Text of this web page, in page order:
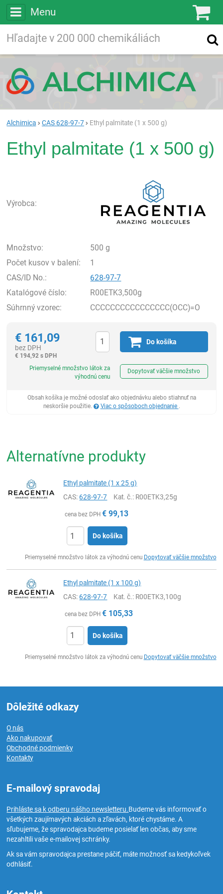
Menu
Vyhľadávanie
Alchimica CAS 628-97-7 Ethyl palmitate (1 x 500 g)
Ethyl palmitate (1 x 500 g)
Výrobca:
Množstvo:
500 g
Počet kusov v balení:
1
CAS/ID No.:
628-97-7
Katalógové číslo:
R00ETK3,500g
Súhrnný vzorec:
CCCCCCCCCCCCCCCC(OCC)=O
€ 161,09
bez DPH
€ 194,92 s DPH
Do košíka
Priemyselné množstvo látok za
výhodnú cenu
Dopytovať väčšie množstvo
Obsah košíka je možné odoslať ako objednávku alebo stiahnuť na
neskoršie použitie.
Viac o spôsoboch objednanie .
Alternatívne produkty
Ethyl palmitate (1 x 25 g)
CAS:628-97-7 Kat. č.: R00ETK3,25g
cena bez DPH € 99,13
Do košíka
Priemyselné množstvo látok za výhodnú cenu Dopytovať väčšie množstvo
Ethyl palmitate (1 x 100 g)
CAS:628-97-7 Kat. č.: R00ETK3,100g
cena bez DPH € 105,33
Do košíka
Priemyselné množstvo látok za výhodnú cenu Dopytovať väčšie množstvo
Dôležité odkazy
O nás
Ako nakupovať
Obchodné podmienky
Kontakty
E-mailový spravodaj
Prihláste sa k odberu nášho newsletteru.Budeme vás informovať o
všetkých zaujímavých akciách a zľavách, ktoré chystáme. A
sľubujeme, že spravodajca budeme posielať len občas, aby sme
nezahltili vaše e-mailovej schránky.
Ak sa vám spravodajca prestane páčiť, máte možnosť sa kedykoľvek
odhlásiť.